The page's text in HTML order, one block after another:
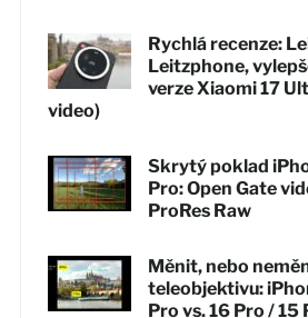
Rychlá recenze:
Leitzphone,
verze Xiaomi 17
video)
Skrytý poklad
Pro: Open Gate
ProRes Raw
Měnit, nebo
teleobjektivu:
Pro vs. 16 Pro / 15